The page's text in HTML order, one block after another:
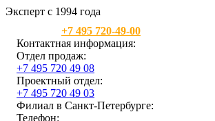
Эксперт с 1994 года
+7 495 720-49-00
Контактная информация:
Отдел продаж:
+7 495 720 49 08
Проектный отдел:
+7 495 720 49 03
Филиал в Санкт-Петербурге:
Телефон: